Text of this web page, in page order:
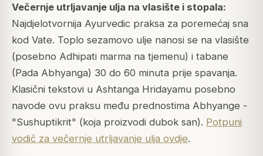
Večernje utrljavanje ulja na vlasište i stopala:
Najdjelotvornija Ayurvedic praksa za poremećaj sna
kod Vate. Toplo sezamovo ulje nanosi se na vlasište
(posebno Adhipati marma na tjemenu) i tabane
(Pada Abhyanga) 30 do 60 minuta prije spavanja.
Klasični tekstovi u Ashtanga Hridayamu posebno
navode ovu praksu među prednostima Abhyange -
"Sushuptikrit" (koja proizvodi dubok san). Potpuni
vodič za večernje utrljavanje ulja ovdje.